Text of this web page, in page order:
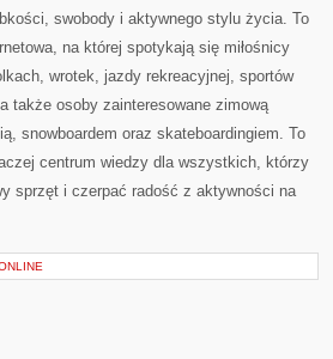
swobody i aktywnego stylu życia. To
na której spotykają się miłośnicy
wrotek, jazdy rekreacyjnej, sportów
także osoby zainteresowane zimową
snowboardem oraz skateboardingiem. To
centrum wiedzy dla wszystkich, którzy
sprzęt i czerpać radość z aktywności na